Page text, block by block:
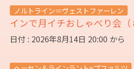
ノルトライン＝ヴェストファーレン
インで月イチおしゃべり会（
日付 : 2026年8月14日 20:00 から